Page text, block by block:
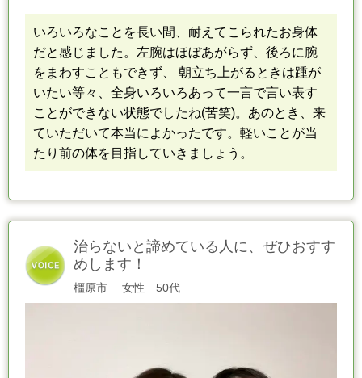
いろいろなことを長い間、耐えてこられたお身体
だと感じました。 左腕はほぼあがらず、後ろに腕
をまわすこともできず、 朝立ち上がるときは踵が
いたい等々、 全身いろいろあって一言で言い表す
ことができない状態でしたね(苦笑)。 あのとき、来
ていただいて本当によかったです。 軽いことが当
たり前の体を目指していきましょう。
治らないと諦めている人に、ぜひおすす
めします！
橿原市 女性 50代